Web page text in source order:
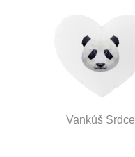
Vankúš Srdce